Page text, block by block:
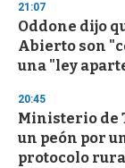
21:07
Oddone dijo
Abierto son
una "ley
20:45
Ministerio de
un peón por
protocolo